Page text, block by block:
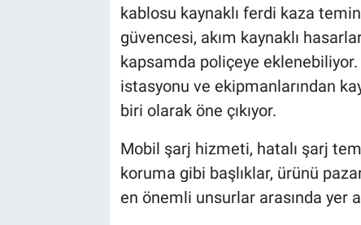
kablosu kaynaklı ferdi kaza
güvencesi, akım kaynaklı
kapsamda poliçeye
istasyonu ve ekipmanlarından
biri olarak öne çıkıyor.
Mobil şarj hizmeti, hatalı şarj
koruma gibi başlıklar, ürünü
en önemli unsurlar arasında yer